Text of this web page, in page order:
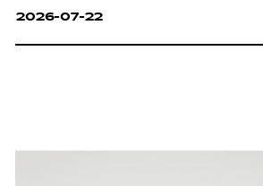
2026-07-22